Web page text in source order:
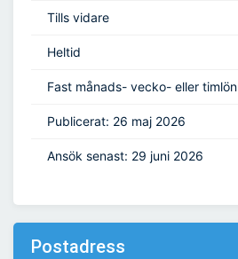
Tills vidare
Heltid
Fast månads- vecko- eller timlön
Publicerat: 26 maj 2026
Ansök senast: 29 juni 2026
Postadress